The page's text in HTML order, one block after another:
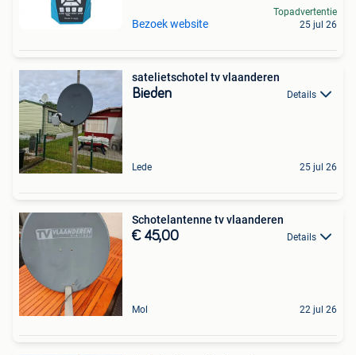
Bezoek website
Topadvertentie
25 jul 26
satelietschotel tv vlaanderen
Bieden Details
Lede 25 jul 26
Schotelantenne tv vlaanderen
€ 45,00 Details
Mol 22 jul 26